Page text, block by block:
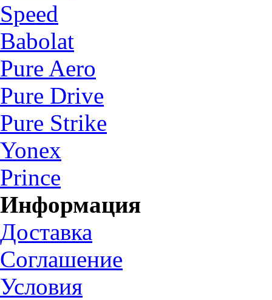
Speed
Babolat
Pure Aero
Pure Drive
Pure Strike
Yonex
Prince
Информация
Доставка
Соглашение
Условия